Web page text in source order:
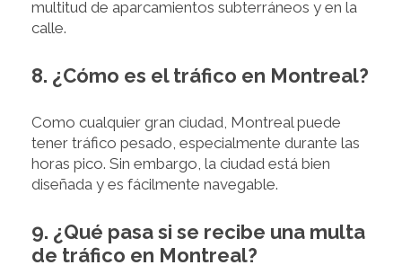
multitud de aparcamientos subterráneos y en la
calle.
8. ¿Cómo es el tráfico en Montreal?
Como cualquier gran ciudad, Montreal puede
tener tráfico pesado, especialmente durante las
horas pico. Sin embargo, la ciudad está bien
diseñada y es fácilmente navegable.
9. ¿Qué pasa si se recibe una multa
de tráfico en Montreal?